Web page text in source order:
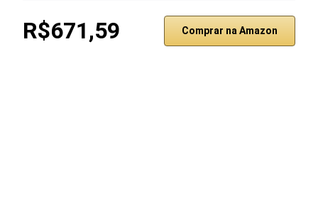
R$671,59 Comprar na Amazon